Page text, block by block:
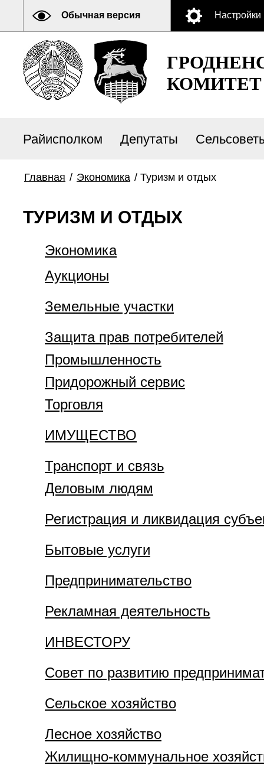
Обычная версия Настройки
КОМИТЕТ
Райисполком Депутаты
Главная / Экономика / Туризм и отдых
ТУРИЗМ И ОТДЫХ
Экономика
Аукционы
Земельные участки
Защита прав потребителей
Промышленность
Придорожный сервис
Торговля
ИМУЩЕСТВО
Транспорт и связь
Деловым людям
Регистрация и ликвидация
Бытовые услуги
Предпринимательство
Рекламная деятельность
ИНВЕСТОРУ
Совет по развитию
Сельское хозяйство
Лесное хозяйство
Жилищно-коммунальное